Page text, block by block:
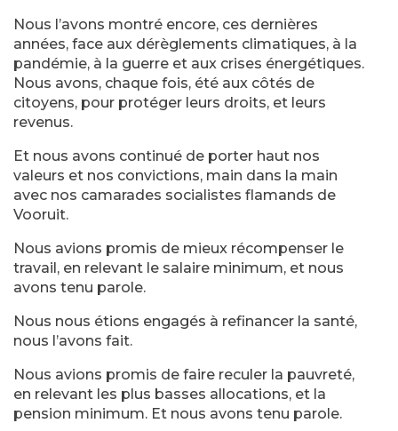
Nous l’avons montré encore, ces dernières
années, face aux dérèglements climatiques, à la
pandémie, à la guerre et aux crises énergétiques.
Nous avons, chaque fois, été aux côtés de
citoyens, pour protéger leurs droits, et leurs
revenus.
Et nous avons continué de porter haut nos
valeurs et nos convictions, main dans la main
avec nos camarades socialistes flamands de
Vooruit.
Nous avions promis de mieux récompenser le
travail, en relevant le salaire minimum, et nous
avons tenu parole.
Nous nous étions engagés à refinancer la santé,
nous l’avons fait.
Nous avions promis de faire reculer la pauvreté,
en relevant les plus basses allocations, et la
pension minimum. Et nous avons tenu parole.